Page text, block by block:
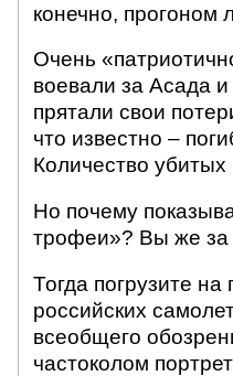
конечно, прогоном
Очень
воевали за Асада
прятали свои
что известно –
Количество
Но почему
трофеи»? Вы же за
Тогда погрузите на
российских
всеобщего
частоколом